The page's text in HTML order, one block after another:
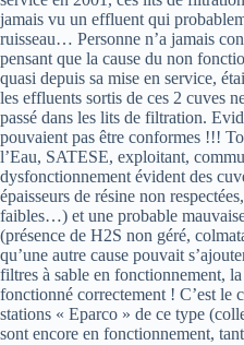
jamais vu un effluent qui
ruisseau… Personne n’a jamais
pensant que la cause du non
quasi depuis sa mise en service,
les effluents sortis de ces 2 cuves
passé dans les lits de filtration.
pouvaient pas être conformes !!!
l’Eau, SATESE, exploitant,
dysfonctionnement évident des
épaisseurs de résine non
faibles…) et une probable
(présence de H2S non géré,
qu’une autre cause pouvait
filtres à sable en fonctionnement,
fonctionné correctement ! C’est le
stations « Eparco » de ce type
sont encore en fonctionnement,